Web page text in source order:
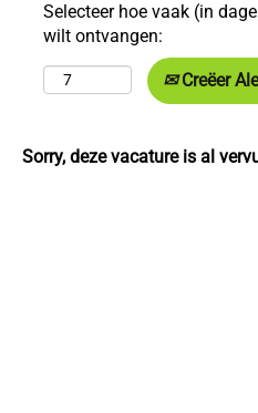
Selecteer hoe vaak (in
wilt ontvangen:
Creëer
Sorry, deze vacature is al